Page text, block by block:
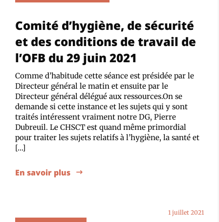
Comité d’hygiène, de sécurité
et des conditions de travail de
l’OFB du 29 juin 2021
Comme d’habitude cette séance est présidée par le
Directeur général le matin et ensuite par le
Directeur général délégué aux ressources.On se
demande si cette instance et les sujets qui y sont
traités intéressent vraiment notre DG, Pierre
Dubreuil. Le CHSCT est quand même primordial
pour traiter les sujets relatifs à l’hygiène, la santé et
[…]
En savoir plus
1 juillet 2021